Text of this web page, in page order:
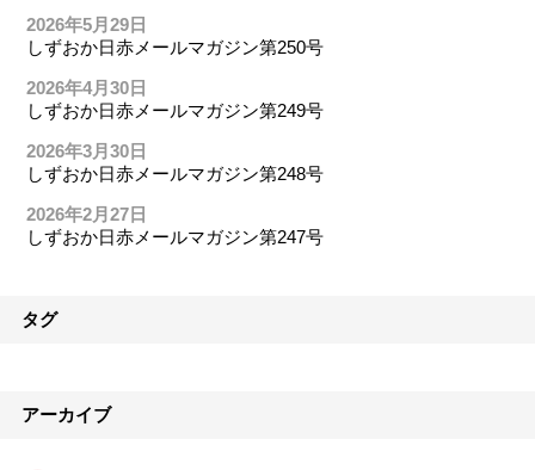
2026年5月29日
しずおか日赤メールマガジン第250号
2026年4月30日
しずおか日赤メールマガジン第249号
2026年3月30日
しずおか日赤メールマガジン第248号
2026年2月27日
しずおか日赤メールマガジン第247号
タグ
アーカイブ